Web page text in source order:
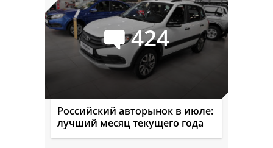
424
Российский авторынок в июле:
лучший месяц текущего года